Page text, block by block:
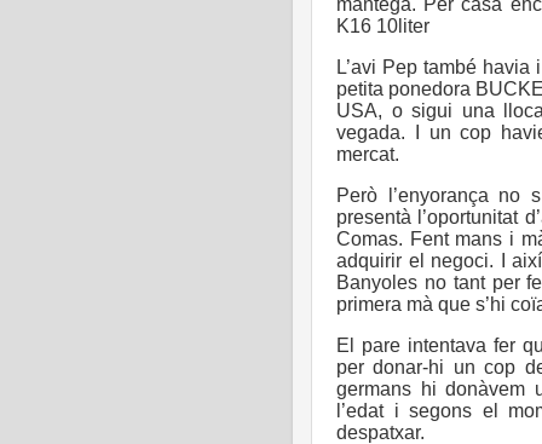
mantega. Per casa
K16 10liter
L’avi Pep també
petita ponedora
USA, o sigui una
vegada. I un cop
mercat.
Però l’enyorança no
presentà l’oportunitat
Comas. Fent mans i
adquirir el negoci. I
Banyoles no tant per
primera mà que s’hi
El pare intentava fer
per donar-hi un cop
germans hi donàvem
l’edat i segons el
despatxar.